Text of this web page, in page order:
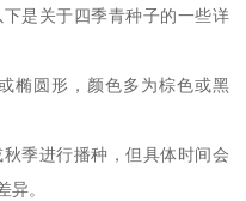
是关于四季青种子的一些详
椭圆形，颜色多为棕色或黑
季进行播种，但具体时间会
异。